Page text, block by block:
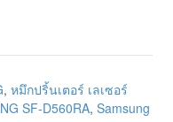
, หมึกปริ้นเตอร์ เลเซอร์
SF-D560RA, Samsung